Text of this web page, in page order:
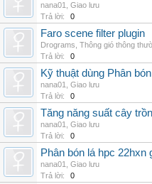
nana01
Giao lưu
Trả lời:
0
Faro scene filter plugin
Drograms Thông gió thông
Trả lời:
0
Kỹ thuật dùng Phân
nana01
Giao lưu
Trả lời:
0
Tăng năng suất cây
nana01
Giao lưu
Trả lời:
0
Phân bón lá hpc
nana01
Giao lưu
Trả lời:
0